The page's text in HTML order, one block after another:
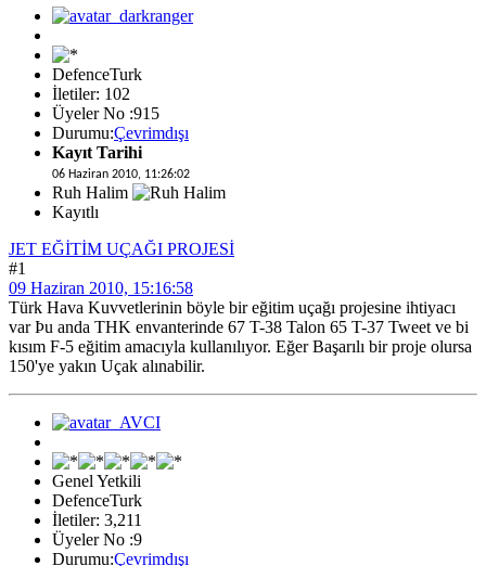
DefenceTurk
İletiler: 102
Üyeler No :915
Durumu:Çevrimdışı
Kayıt Tarihi
06 Haziran 2010, 11:26:02
Ruh Halim
Kayıtlı
JET EĞİTİM UÇAĞI PROJESİ
#1
09 Haziran 2010, 15:16:58
Türk Hava Kuvvetlerinin böyle bir eğitim uçağı projesine ihtiyacı
var Þu anda THK envanterinde 67 T-38 Talon 65 T-37 Tweet ve bi
kısım F-5 eğitim amacıyla kullanılıyor. Eğer Başarılı bir proje olursa
150'ye yakın Uçak alınabilir.
Genel Yetkili
DefenceTurk
İletiler: 3,211
Üyeler No :9
Durumu:Çevrimdışı